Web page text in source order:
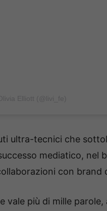
ultra-tecnici che
mediatico, nel
con brand
vale più di mille